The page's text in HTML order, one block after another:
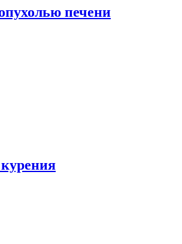
печени